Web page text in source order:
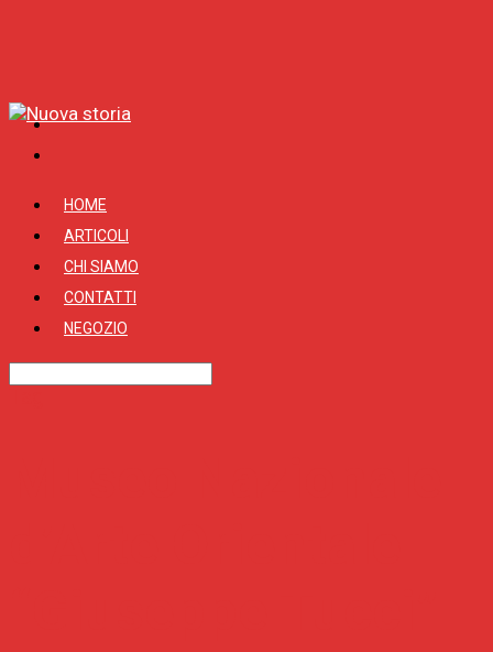
HOME
ARTICOLI
CHI SIAMO
CONTATTI
NEGOZIO